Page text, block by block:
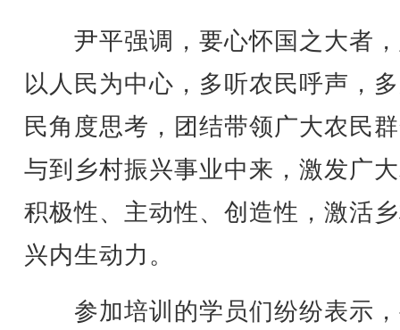
尹平强调，要心怀国之大者
以人民为中心，多听农民呼声，
民角度思考，团结带领广大农民
与到乡村振兴事业中来，激发广
积极性、主动性、创造性，激活
兴内生动力。
参加培训的学员们纷纷表示